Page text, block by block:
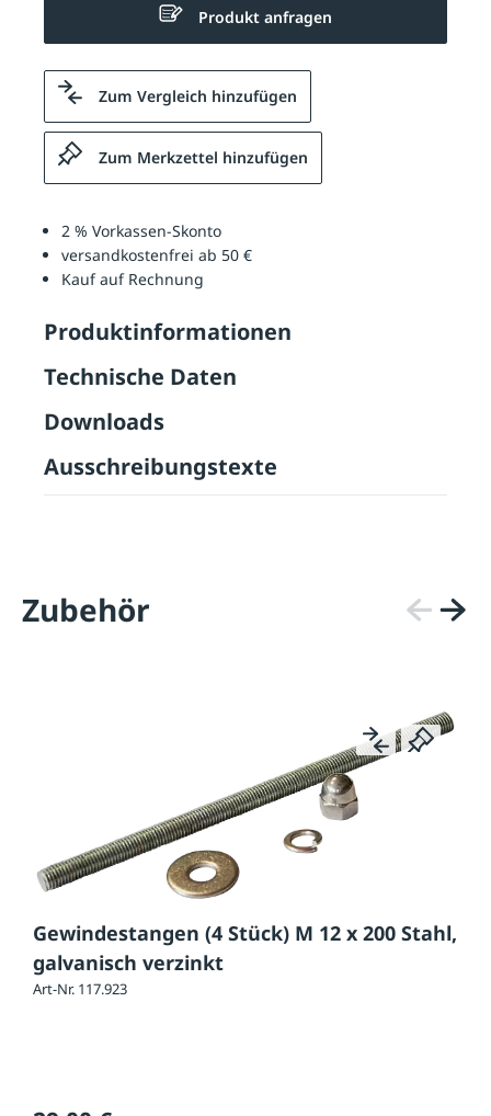
Produkt anfragen
Zum Vergleich hinzufügen
Zum Merkzettel hinzufügen
2 % Vorkassen-Skonto
versandkostenfrei ab 50 €
Kauf auf Rechnung
Produktinformationen
Technische Daten
Downloads
Ausschreibungstexte
Zubehör
Gewindestangen (4 Stück) M 12 x 200 Stahl,
galvanisch verzinkt
Art-Nr. 117.923